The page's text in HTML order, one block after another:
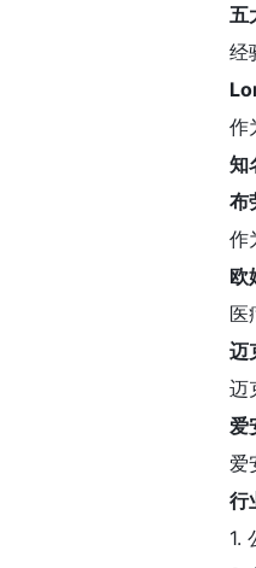
五
经
作
知
布
作
欧
医
迈
迈
爱
爱
行
1.